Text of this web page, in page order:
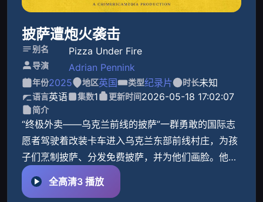
披萨遭炮火袭击
别名 Pizza Under Fire
导演 Adrian Pennink
年份2025 地区英国 类型纪录片 时长未知
语言英语 集数1 更新时间2026-05-18 17:02:07
简介
“终极外卖——乌克兰前线的披萨”一群勇敢的国际志
愿者驾驶着改装卡车进入乌克兰东部前线村庄，为孩
子们烹制披萨、分发免费披萨，并为他们画脸。他们
的到来为这些“被遗忘的”村庄带来了短暂的欢乐和慰
藉。这些村庄
全高清3 播放